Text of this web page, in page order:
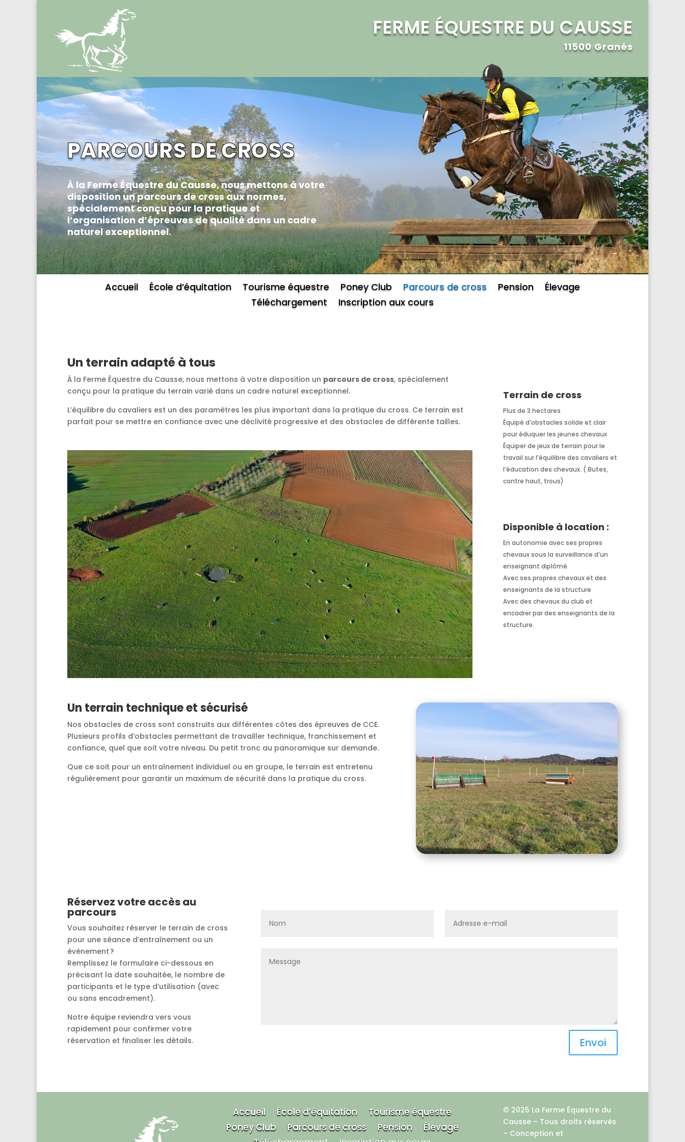
FERME ÉQUESTRE DU CAUSSE
11500 Granés
PARCOURS DE CROSS
À la Ferme Équestre du Causse, nous mettons à votre
disposition un parcours de cross aux normes,
spécialement conçu pour la pratique et
l’organisation d’épreuves de qualité dans un cadre
naturel exceptionnel.
Accueil École d’équitation Tourisme équestre Poney Club Parcours de cross Pension
Élevage
Téléchargement
Inscription aux cours
Un terrain adapté à tous
À la Ferme Équestre du Causse, nous mettons à votre disposition un parcours de cross, spécialement
conçu pour la pratique du terrain varié dans un cadre naturel exceptionnel.
L’équilibre du cavaliers est un des paramètres les plus important dans la pratique du cross. Ce terrain est
parfait pour se mettre en confiance avec une déclivité progressive et des obstacles de différente tailles.
Terrain de cross
Plus de 3 hectares
Équipé d’obstacles solide et clair
pour éduquer les jeunes chevaux
Équiper de jeux de terrain pour le
travail sur l’équilibre des cavaliers et
l’éducation des chevaux. ( Butes,
contre haut, trous)
Disponible à location :
En autonomie avec ses propres
chevaux sous la surveillance d’un
enseignant diplômé.
Avec ses propres chevaux et des
enseignants de la structure
Avec des chevaux du club et
encadrer par des enseignants de la
structure.
Un terrain technique et sécurisé
Nos obstacles de cross sont construits aux différentes côtes des épreuves de CCE.
Plusieurs profils d’obstacles permettant de travailler technique, franchissement et
confiance, quel que soit votre niveau. Du petit tronc au panoramique sur demande.
Que ce soit pour un entraînement individuel ou en groupe, le terrain est entretenu
régulièrement pour garantir un maximum de sécurité dans la pratique du cross.
Réservez votre accès au
parcours
Vous souhaitez réserver le terrain de cross
pour une séance d’entraînement ou un
événement ?
Remplissez le formulaire ci-dessous en
précisant la date souhaitée, le nombre de
participants et le type d’utilisation (avec
ou sans encadrement).
Notre équipe reviendra vers vous
rapidement pour confirmer votre
réservation et finaliser les détails.
Envoi
Accueil École d’équitation
Tourisme équestre
Poney Club
Parcours de cross Pension
Élevage
© 2025 La Ferme Équestre du
Causse – Tous droits réservés
– Conception et